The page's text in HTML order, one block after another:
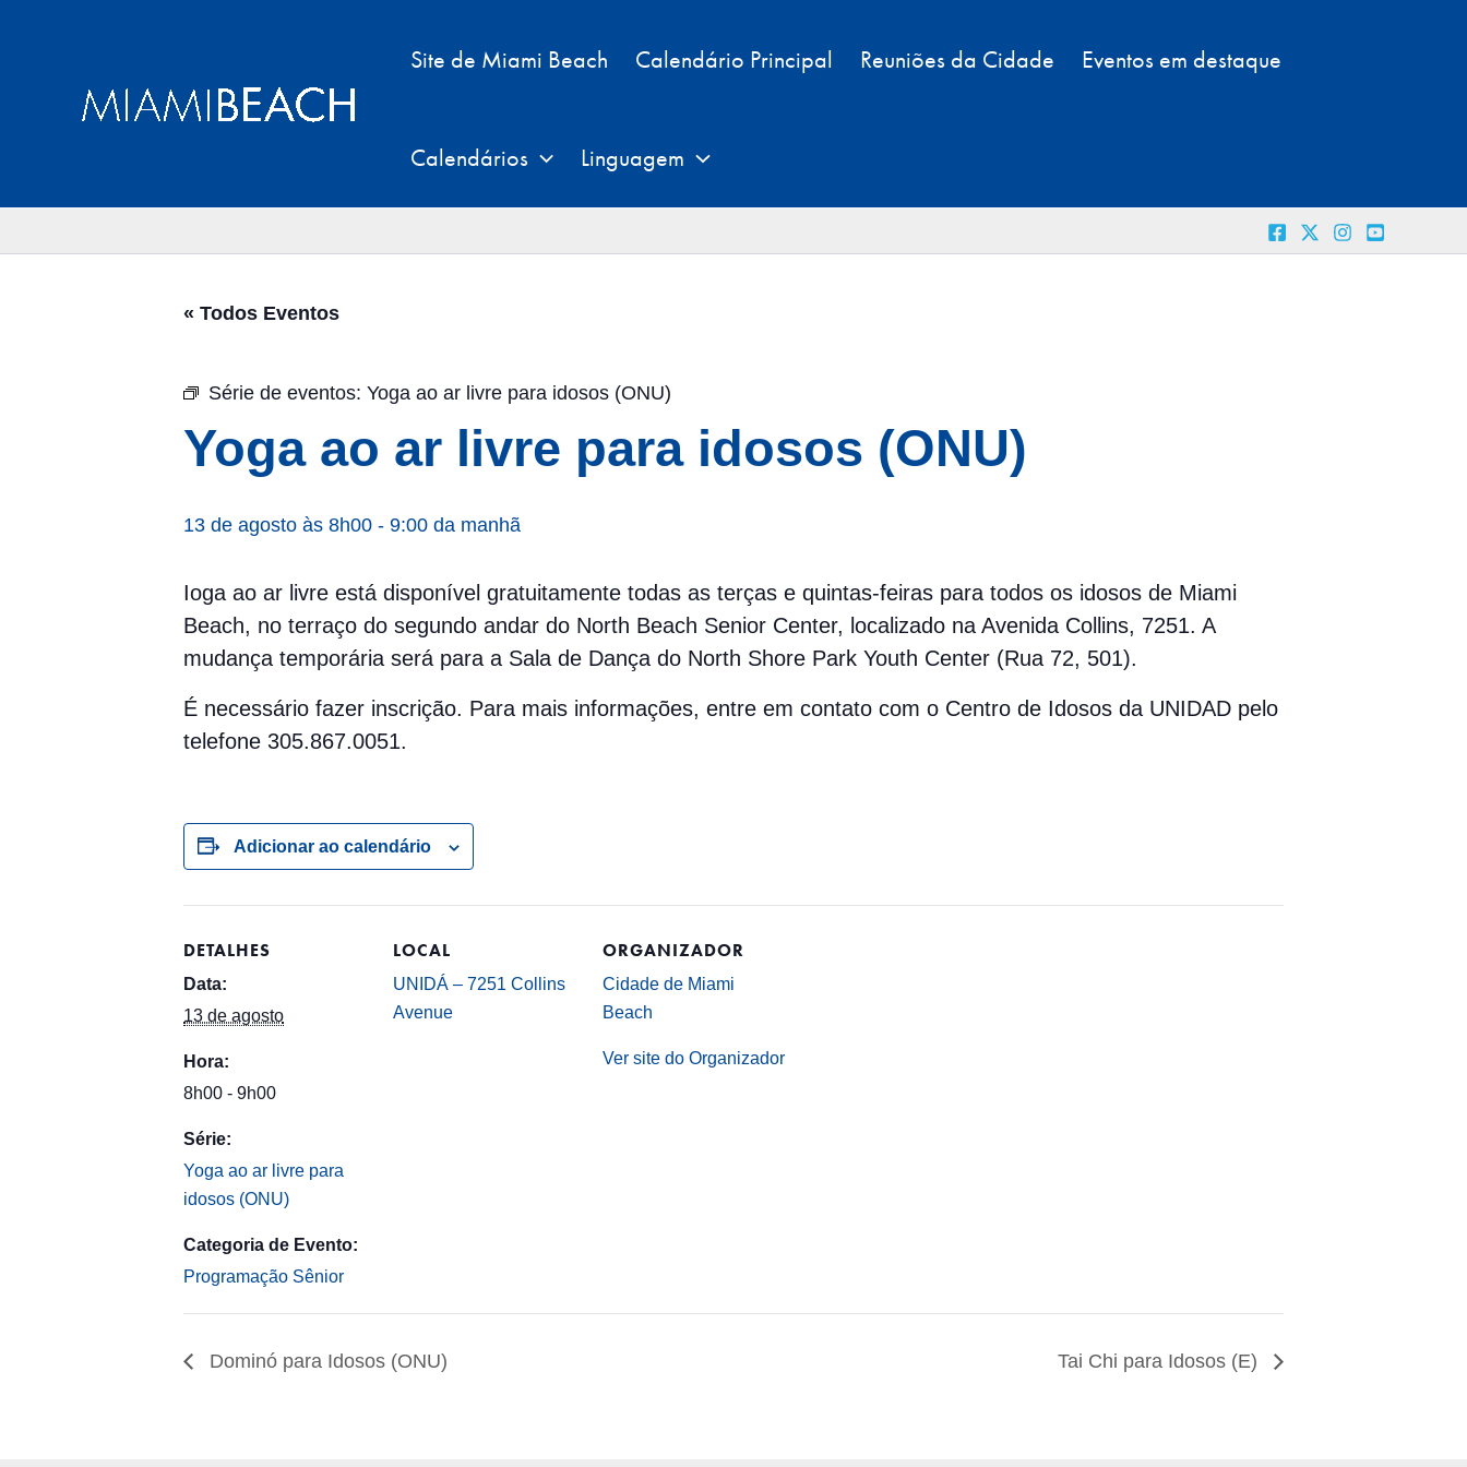
Site de Miami Beach Calendário Principal Reuniões da Cidade Eventos em destaque
Calendários Linguagem
« Todos Eventos
Série de eventos: Yoga ao ar livre para idosos (ONU)
Yoga ao ar livre para idosos (ONU)
13 de agosto às 8h00 - 9:00 da manhã
Ioga ao ar livre está disponível gratuitamente todas as terças e quintas-feiras para todos os idosos de Miami
Beach, no terraço do segundo andar do North Beach Senior Center, localizado na Avenida Collins, 7251. A
mudança temporária será para a Sala de Dança do North Shore Park Youth Center (Rua 72, 501).
É necessário fazer inscrição. Para mais informações, entre em contato com o Centro de Idosos da UNIDAD pelo
telefone 305.867.0051.
Adicionar ao calendário
DETALHES
Data:
13 de agosto
Hora:
8h00 - 9h00
Série:
Yoga ao ar livre para
idosos (ONU)
Categoria de Evento:
Programação Sênior
LOCAL
UNIDÁ – 7251 Collins
Avenue
ORGANIZADOR
Cidade de Miami
Beach
Ver site do Organizador
Dominó para Idosos (ONU) Tai Chi para Idosos (E)